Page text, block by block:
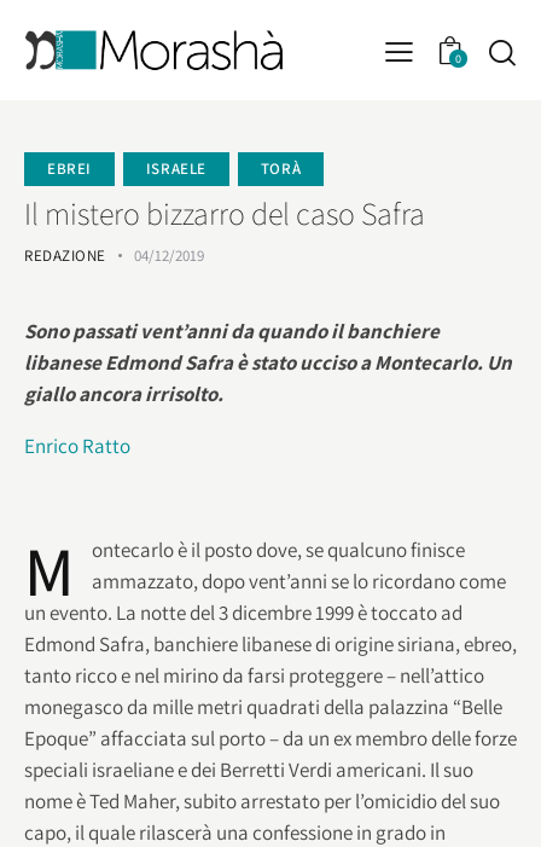
0
EBREI ISRAELE TORÀ
Il mistero bizzarro del caso Safra
REDAZIONE 04/12/2019
Sono passati vent’anni da quando il banchiere
libanese Edmond Safra è stato ucciso a Montecarlo. Un
giallo ancora irrisolto.
Enrico Ratto
M
ontecarlo è il posto dove, se qualcuno finisce
ammazzato, dopo vent’anni se lo ricordano come
un evento. La notte del 3 dicembre 1999 è toccato ad
Edmond Safra, banchiere libanese di origine siriana, ebreo,
tanto ricco e nel mirino da farsi proteggere – nell’attico
monegasco da mille metri quadrati della palazzina “Belle
Epoque” affacciata sul porto – da un ex membro delle forze
speciali israeliane e dei Berretti Verdi americani. Il suo
nome è Ted Maher, subito arrestato per l’omicidio del suo
capo, il quale rilascerà una confessione in grado in